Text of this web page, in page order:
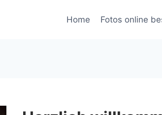
Home Fotos online